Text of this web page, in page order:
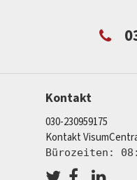
Kontakt
030-230959175
Kontakt
Bürozeiten: